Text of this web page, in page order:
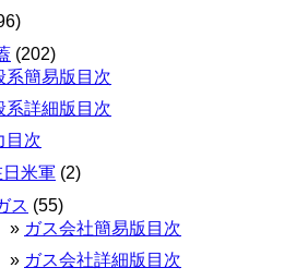
(202)
系簡易版目次
系詳細版目次
目次
日米軍 (2)
ス (55)
ガス会社簡易版目次
ガス会社詳細版目次